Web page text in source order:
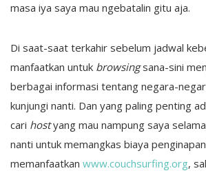
masa iya saya mau ngebatalin gitu aja.
Di saat-saat terkahir sebelum jadwal
manfaatkan untuk browsingsana-sini
berbagai informasi tentang negara-
kunjungi nanti. Dan yang paling penting
cari hostyang mau nampung saya
nanti untuk memangkas biaya
memanfaatkan www.couchsurfing.org,